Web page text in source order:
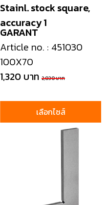
GARANT
Stainl. stock square,
accuracy 1
Article no. : 451030
100X70
1,320 บาท 2,030 บาท
เลือกไซส์